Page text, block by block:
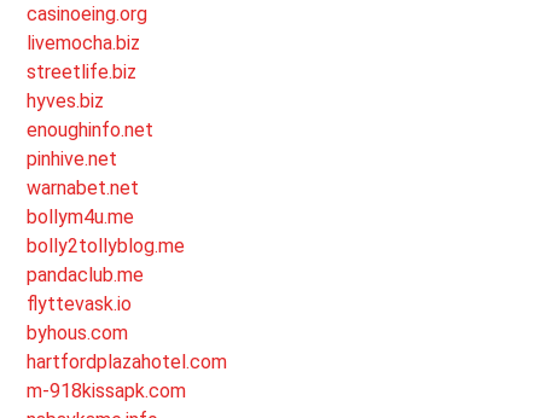
casinoeing.org
livemocha.biz
streetlife.biz
hyves.biz
enoughinfo.net
pinhive.net
warnabet.net
bollym4u.me
bolly2tollyblog.me
pandaclub.me
flyttevask.io
byhous.com
hartfordplazahotel.com
m-918kissapk.com